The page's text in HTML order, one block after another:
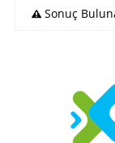
Sonuç